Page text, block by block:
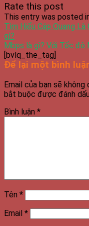
Rate this post
This entry was posted
Tìm Hiểu Cáp Quang
gì?
Mbps là gì? Với Tốc độ
[bvlq_the_tag]
Để lại một bình
Email của bạn sẽ
bắt buộc được đánh dấu
Bình luận *
Tên *
Email *